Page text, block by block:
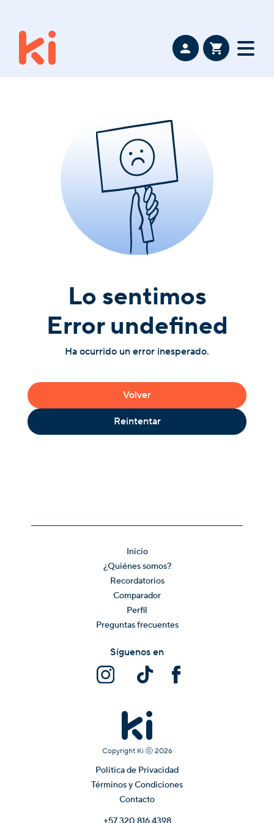
Lo sentimos
Error undefined
Ha ocurrido un error inesperado.
Volver
Reintentar
Inicio
¿Quiénes somos?
Recordatorios
Comparador
Perfil
Preguntas frecuentes
Copyright Ki ⓒ 2026
Política de Privacidad
Términos y Condiciones
Contacto
Síguenos en